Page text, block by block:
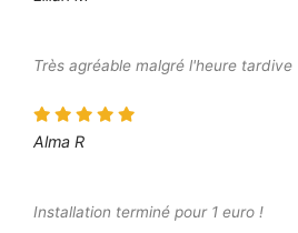
Très agréable malgré l'heure tardive
Alma R
Installation terminé pour 1 euro !